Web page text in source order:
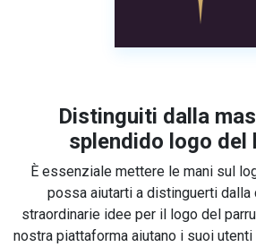
Distinguiti dalla
splendido logo del
È essenziale mettere le mani sul
possa aiutarti a distinguerti dalla
straordinarie idee per il logo del
nostra piattaforma aiutano i suoi